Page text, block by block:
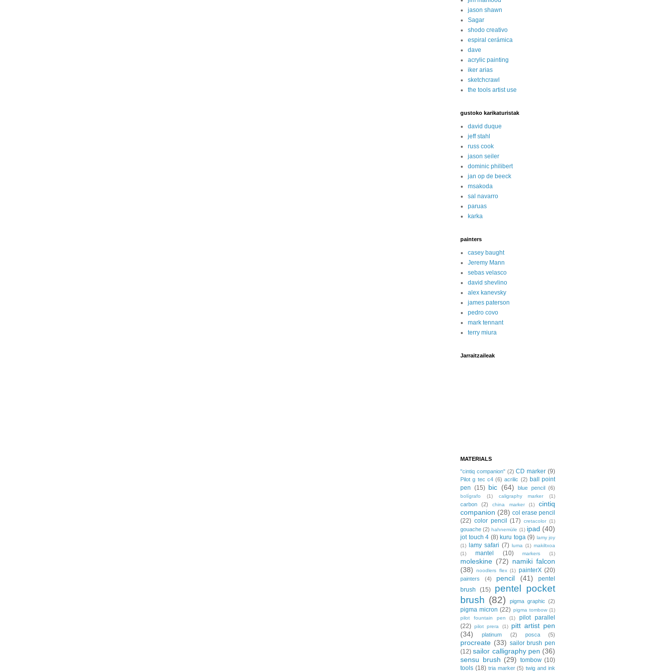
jason shawn
Sagar
shodo creativo
espiral cerámica
dave
acrylic painting
iker arias
sketchcrawl
the tools artist use
gustoko karikaturistak
david duque
jeff stahl
russ cook
jason seiler
dominic philibert
jan op de beeck
msakoda
sal navarro
paruas
karka
painters
casey baught
Jeremy Mann
sebas velasco
david shevlino
alex kanevsky
james paterson
pedro covo
mark tennant
terry miura
Jarraitzaileak
MATERIALS
"cintiq companion" (2) CD marker (9)
Pilot g tec c4 (6) acrilic (2) ball point
pen (15) bic (64) blue pencil (6)
bolígrafo (1) caligraphy marker (1)
carbon (2) china marker (1)
cintiq
companion (28) col erase pencil
(22) color pencil (17) cretacolor (1)
gouache (2) hahnemüle (1) ipad (40)
jot touch 4 (8) kuru toga (9) lamy joy
(1) lamy safari (7) luma (1) makiltxoa
(1)
mantel (10) markers (1)
moleskine (72) namiki falcon
(38)
noodlers flex (1) painterX (20)
painters (4) pencil (41)
pentel
brush
(15)
pentel pocket
brush (82) pigma graphic (2)
pigma micron (22) pigma tombow (1)
pilot fountain pen
(1)
pilot parallel
(22) pilot prera (1)
pitt artist pen
(34)
platinum (2) posca (5)
procreate (33) sailor brush pen
(12) sailor calligraphy pen (36)
sensu brush (29) tombow (10)
tools (18) tria marker (5) twig and ink